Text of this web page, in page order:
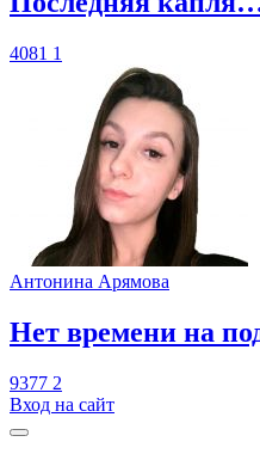
4081 1
Антонина Арямова
​Нет времени на
9377 2
Вход на сайт